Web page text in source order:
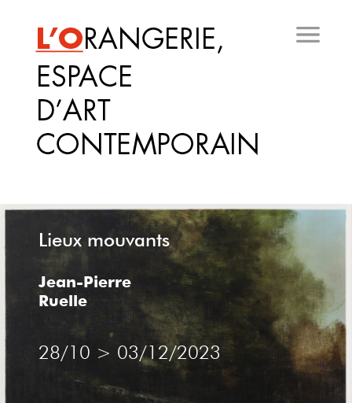
principal
Lieux mouvants
Jean-Pierre
Ruelle
28/10 > 03/12/2023